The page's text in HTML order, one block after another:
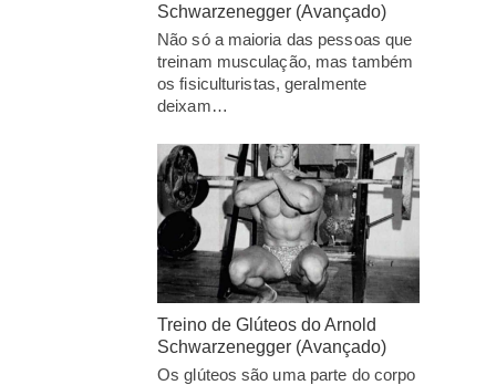
Schwarzenegger (Avançado)
Não só a maioria das pessoas que
treinam musculação, mas também
os fisiculturistas, geralmente
deixam…
Treino de Glúteos do Arnold
Schwarzenegger (Avançado)
Os glúteos são uma parte do corpo